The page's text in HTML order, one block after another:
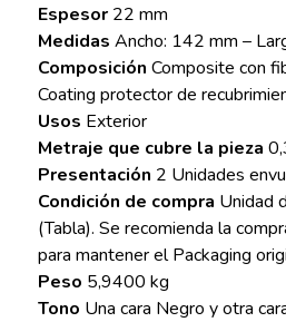
Espesor 22 mm
Medidas Ancho: 142 mm –
Composición Composite con
Coating protector de
Usos Exterior
Metraje que cubre la pieza
Presentación 2 Unidades
Condición de compra Unidad
(Tabla). Se recomienda la
para mantener el Packaging
Peso 5,9400 kg
Tono Una cara Negro y otra